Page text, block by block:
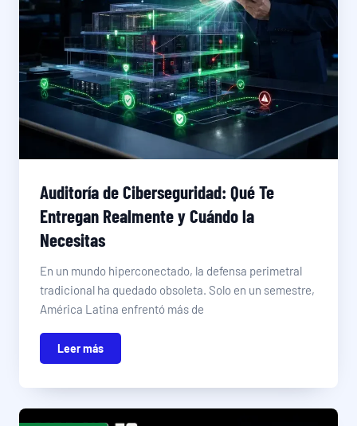
Auditoría de Ciberseguridad: Qué Te
Entregan Realmente y Cuándo la
Necesitas
En un mundo hiperconectado, la defensa perimetral
tradicional ha quedado obsoleta. Solo en un semestre,
América Latina enfrentó más de
Leer más